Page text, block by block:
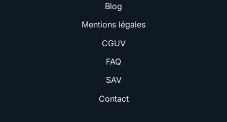
Blog
Mentions légales
CGUV
FAQ
SAV
Contact